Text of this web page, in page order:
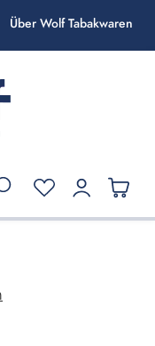
Über Wolf Tabakwaren